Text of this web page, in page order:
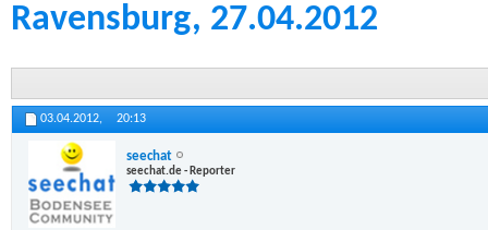
Ravensburg, 27.04.2012
03.04.2012, 20:13
seechat
seechat.de - Reporter